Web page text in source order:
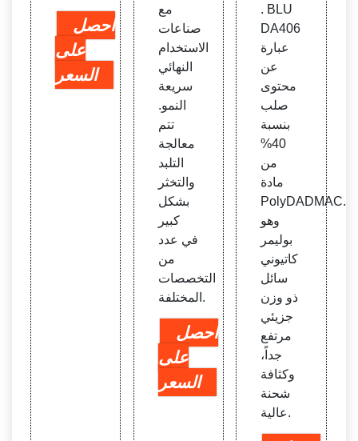
احصل
على
السعر
مع
صناعات
الاستخدام
النهائي
سريعة
النمو.
تتم
معالجة
التلبد
والتخثر
بشكل
كبير
في عدد
من
التخصصات
المختلفة.
احصل
على
السعر
. BLU
DA406
عبارة
عن
محتوى
صلب
بنسبة
40%
من
مادة
PolyDADMAC.
وهو
بوليمر
كاتيوني
سائل
ذو وزن
جزيئي
مرتفع
جداً،
وكثافة
شحنة
عالية.